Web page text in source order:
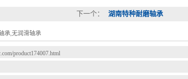
下一个： 湖南特种耐磨轴承
承,无润滑轴承
product174007.html